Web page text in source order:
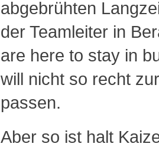
abgebrühten
der Teamleiter in
are here to stay in
will nicht so recht
passen.
Aber so ist halt